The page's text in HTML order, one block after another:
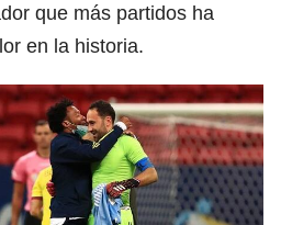
que más partidos ha
en la historia.